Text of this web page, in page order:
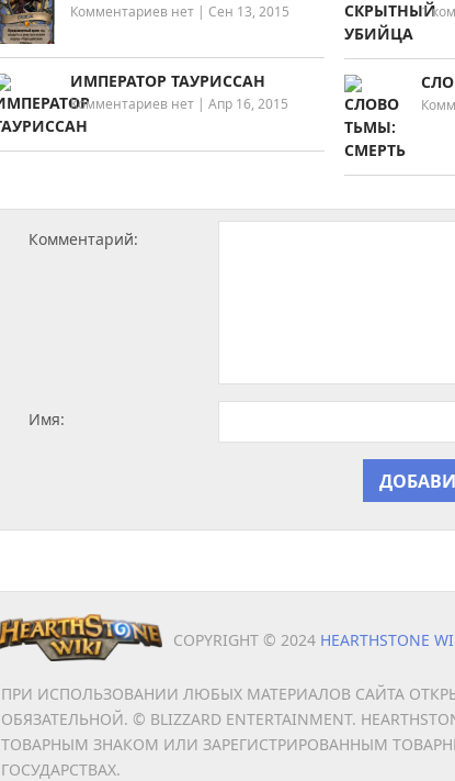
Комментариев нет | Сен 13, 2015 1
ИМПЕРАТОР ТАУРИССАН
Комментариев нет | Апр 16, 2015
Комментарий:
Имя:
COPYRIGHT © 2024 HEARTHSTONE
ПРИ ИСПОЛЬЗОВАНИИ ЛЮБЫХ МАТЕРИАЛОВ САЙТА
ОБЯЗАТЕЛЬНОЙ. © BLIZZARD ENTERTAINMENT.
ТОВАРНЫМ ЗНАКОМ ИЛИ ЗАРЕГИСТРИРОВАННЫМ
ГОСУДАРСТВАХ.